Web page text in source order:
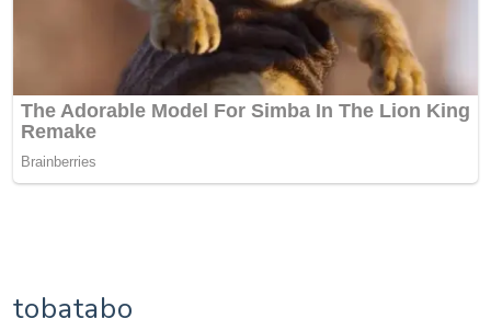
tobatabo